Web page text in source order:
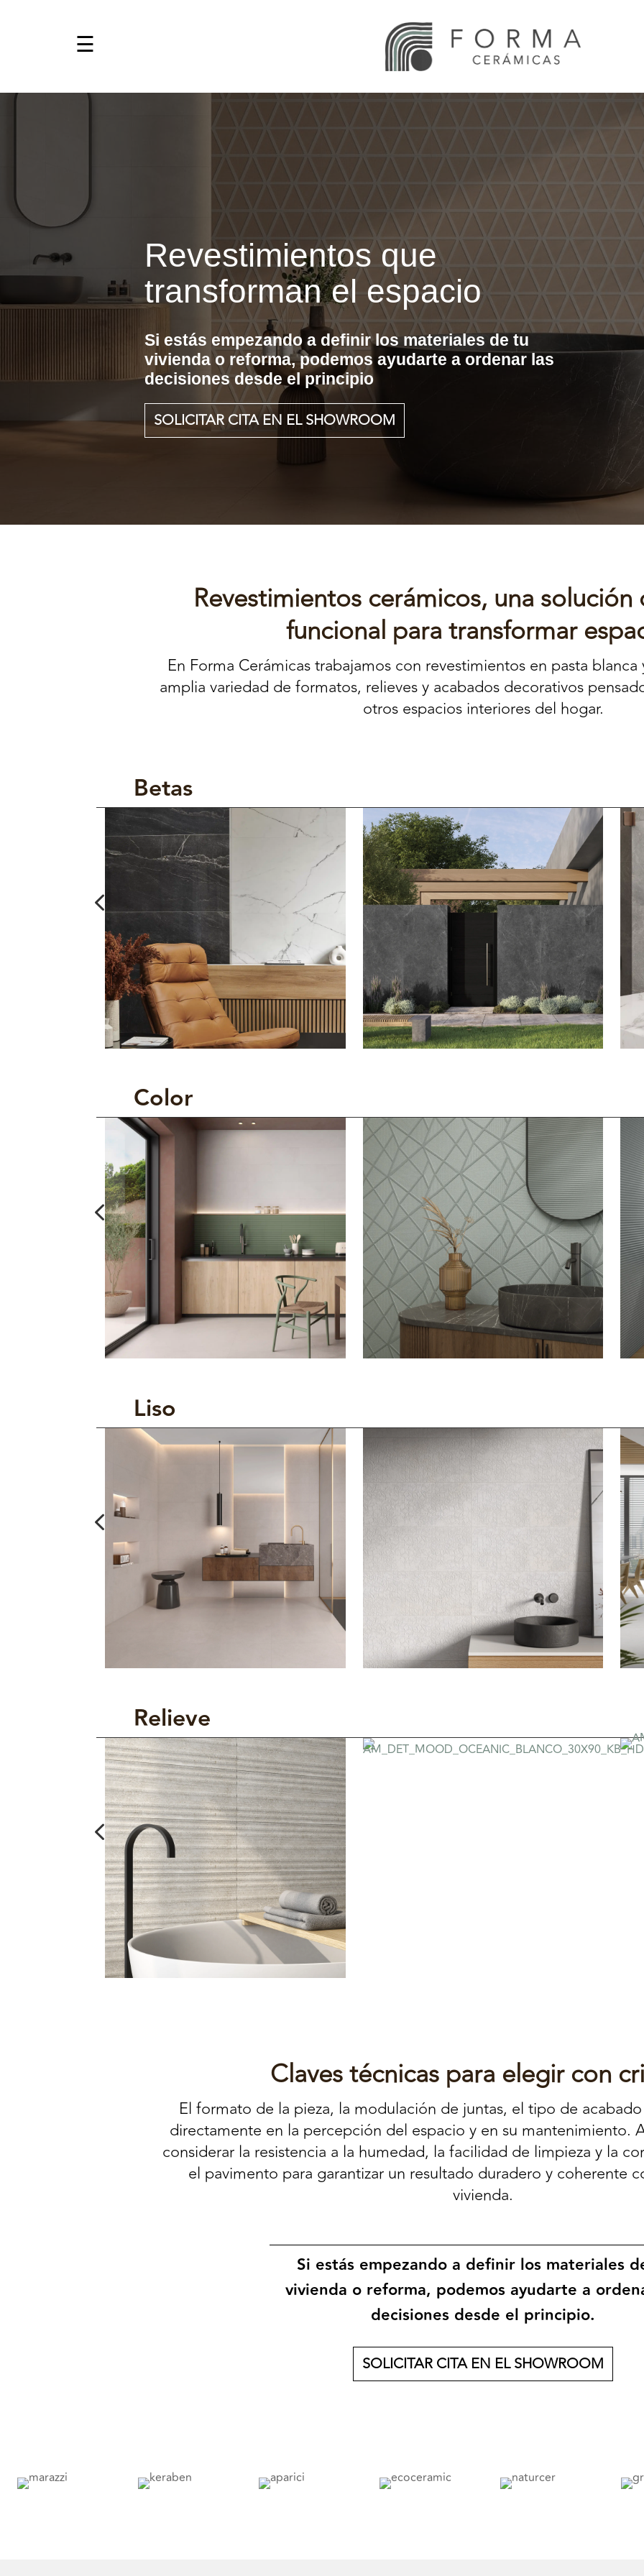
Revestimientos que
transforman el espacio
Si estás empezando a definir los materiales de tu
vivienda o reforma, podemos ayudarte a ordenar las
decisiones desde el principio
SOLICITAR CITA EN EL SHOWROOM
Revestimientos cerámicos, una
funcional para transformar
En Forma Cerámicas trabajamos con revestimientos en pasta
amplia variedad de formatos, relieves y acabados decorativos
otros espacios interiores del hogar.
Betas
4
Color
4
Liso
4
Relieve
4
Claves técnicas para elegir con
El formato de la pieza, la modulación de juntas, el tipo de
directamente en la percepción del espacio y en su mantenimiento.
considerar la resistencia a la humedad, la facilidad de limpieza y la
el pavimento para garantizar un resultado duradero y coherente
vivienda.
Si estás empezando a definir los materiales
vivienda o reforma, podemos ayudarte a
decisiones desde el principio.
SOLICITAR CITA EN EL SHOWROOM